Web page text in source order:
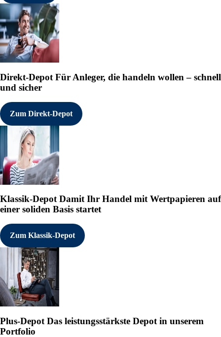
Direkt-Depot Für Anleger, die handeln wollen – schnell
und sicher
Zum Direkt-Depot
Klassik-DepotDamit Ihr Handel mit Wertpapieren auf
einer soliden Basis startet
Zum Klassik-Depot
Plus-Depot Das leistungsstärkste Depot in unserem
Portfolio